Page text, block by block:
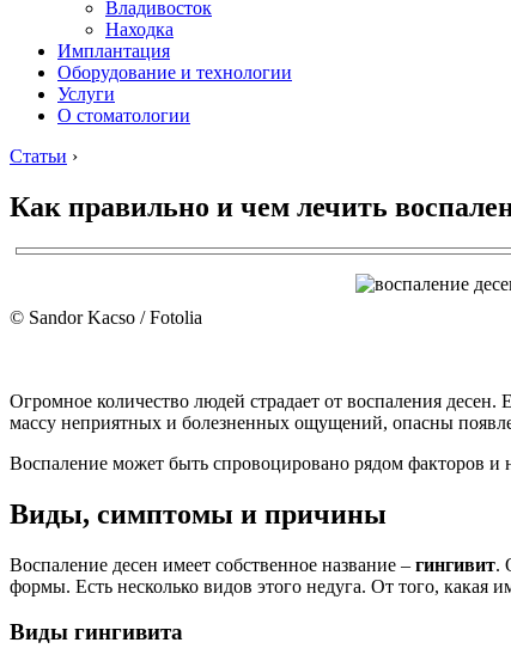
Владивосток
Находка
Имплантация
Оборудование и технологии
Услуги
О стоматологии
Статьи ›
Как правильно и чем лечить
© Sandor Kacso / Fotolia
Огромное количество людей страдает от воспаления
массу неприятных и болезненных ощущений, опасны
Воспаление может быть спровоцировано рядом факторов и
Виды, симптомы и причины
Воспаление десен имеет собственное название – гингивит.
формы. Есть несколько видов этого недуга. От того, какая
Виды гингивита